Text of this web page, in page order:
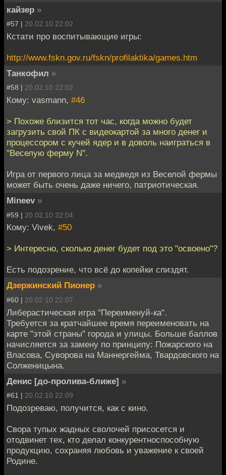
кайзер »
#57 | 20.02.10 22:02
Кстати про воспитывающие игры:
http://www.fskn.gov.ru/fskn/profilaktika/games.htm
Танкофил »
#58 | 20.02.10 22:02
Кому: vasmann, #46
> Похоже близится тот час, когда можно будет
загрузить свой ПК с видеокартой за много денег и
процессором с кучей ядер и в доволь наиграться в
"Веселую ферму N".
Игра от первого лица за медведя из Веселой фермы
может быть очень даже ничего, патриотическая.
Mineev »
#59 | 20.02.10 22:04
Кому: Vivek, #50
> Интересно, сколько денег будет под это "освоено"?
Есть подозрение, что всё до копейки спиздят.
Дзержинский Пионер »
#60 | 20.02.10 22:07
Либерастическая игра "Переименуй-ка".
Требуется за кратчайшее время переименовать на
карте "этой страны" города и улицы. Больше баллов
начисляется за замену по принципу: Пожарского на
Власова, Суворова на Маннергейма, Твардовского на
Солженицына.
Денис [до-пролива-ближе] »
#61 | 20.02.10 22:09
Подозреваю, получится, как с кино.
Свора тупых жадных сволочей присосется и
отодвинет тех, кто делал конкурентноспособную
продукцию, сохраняя любовь и уважение к своей
Родине.